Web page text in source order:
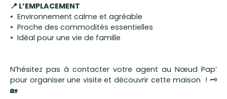
📍 L’EMPLACEMENT
Environnement calme et agréable
Proche des commodités essentielles
Idéal pour une vie de famille
N’hésitez pas à contacter votre agent au Nœud Pap’
pour organiser une visite et découvrir cette maison ! 🗝
🏡